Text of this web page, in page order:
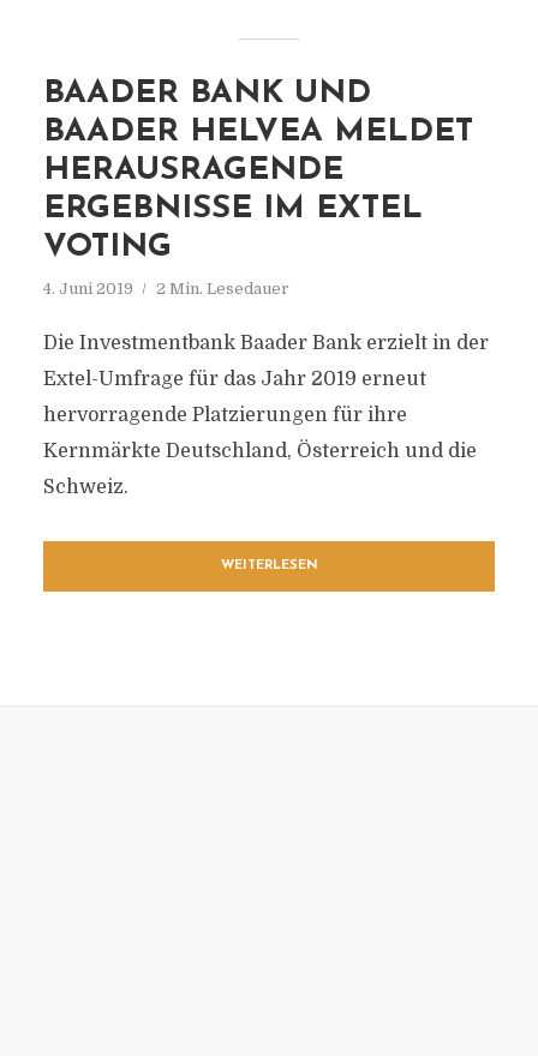
BAADER BANK UND
BAADER HELVEA MELDET
HERAUSRAGENDE
ERGEBNISSE IM EXTEL
VOTING
4. Juni 2019 2 Min. Lesedauer
Die Investmentbank Baader Bank erzielt in der
Extel-Umfrage für das Jahr 2019 erneut
hervorragende Platzierungen für ihre
Kernmärkte Deutschland, Österreich und die
Schweiz.
WEITERLESEN